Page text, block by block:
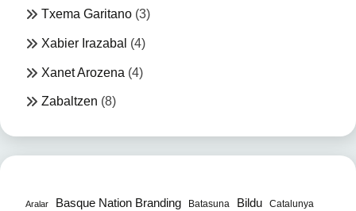
Txema Garitano (3)
Xabier Irazabal (4)
Xanet Arozena (4)
Zabaltzen (8)
Aralar Basque Nation Branding Batasuna Bildu Catalunya